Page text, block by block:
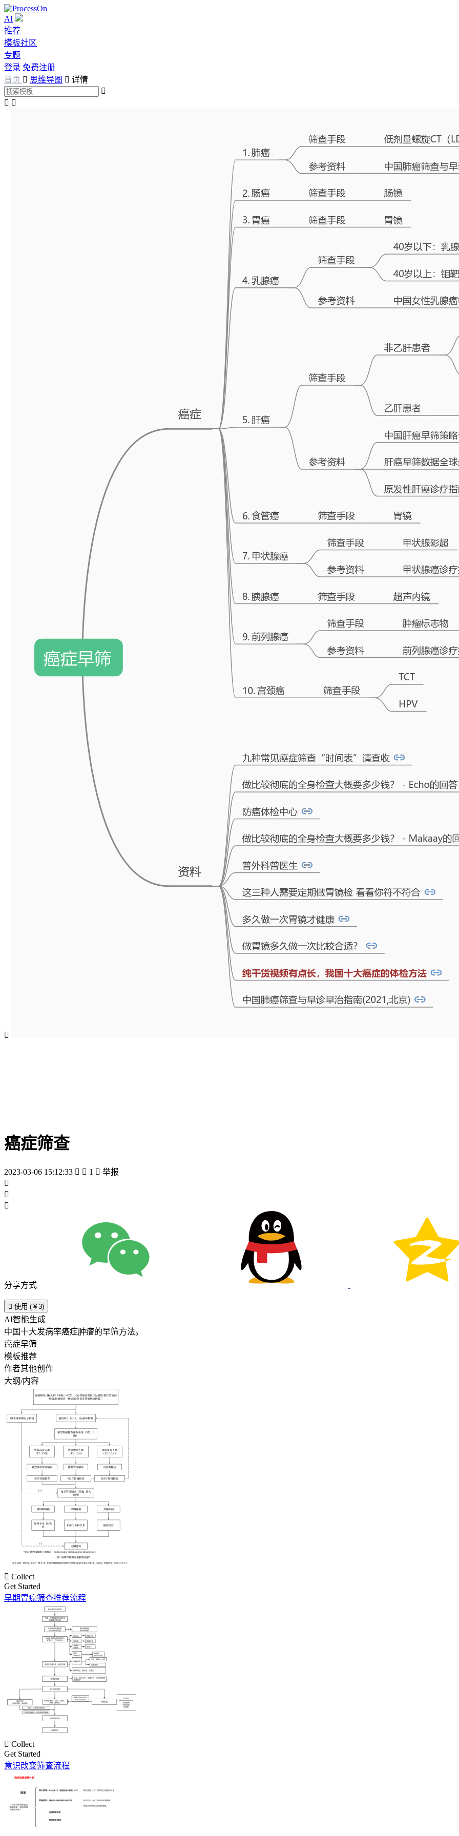
AI
推荐
模板社区
专题
登录 免费注册
首页  思维导图  详情

 

癌症筛查
2023-03-06 15:12:33   1  举报



分享方式
 使用 (￥3)
AI智能生成
中国十大发病率癌症肿瘤的早筛方法。
癌症早筛
模板推荐
作者其他创作
大纲/内容
 Collect
Get Started
早期胃癌筛查推荐流程
 Collect
Get Started
意识改变筛查流程